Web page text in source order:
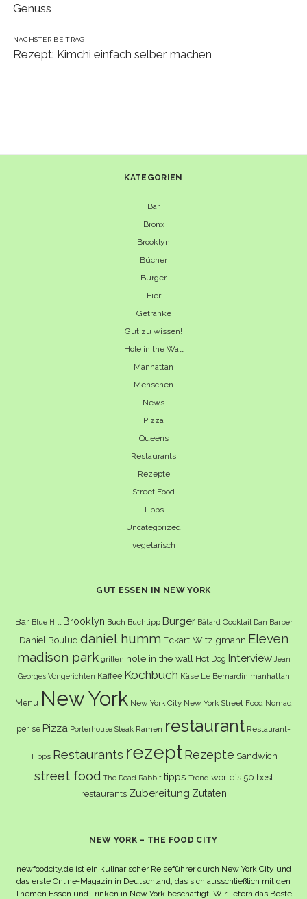
Genuss
NÄCHSTER BEITRAG
Rezept: Kimchi einfach selber machen
KATEGORIEN
Bar
Bronx
Brooklyn
Bücher
Burger
Eier
Getränke
Gut zu wissen!
Hole in the Wall
Manhattan
Menschen
News
Pizza
Queens
Restaurants
Rezepte
Street Food
Tipps
Uncategorized
vegetarisch
GUT ESSEN IN NEW YORK
Bar Blue Hill Brooklyn Buch Buchtipp Burger Bâtard Cocktail Dan Barber
Daniel Boulud daniel humm Eckart Witzigmann Eleven
madison park grillen hole in the wall Hot Dog Interview Jean
Georges Vongerichten Kaffee Kochbuch Käse Le Bernardin manhattan
Menü New York New York City New York Street Food Nomad
per se Pizza Porterhouse Steak Ramen restaurant Restaurant-
Tipps Restaurants rezept Rezepte Sandwich
street food The Dead Rabbit tipps Trend world´s 50 best
restaurants Zubereitung Zutaten
NEW YORK – THE FOOD CITY
newfoodcity.de ist ein kulinarischer Reiseführer durch New York City und
das erste Online-Magazin in Deutschland, das sich ausschließlich mit den
Themen Essen und Trinken in New York beschäftigt. Wir liefern das Beste